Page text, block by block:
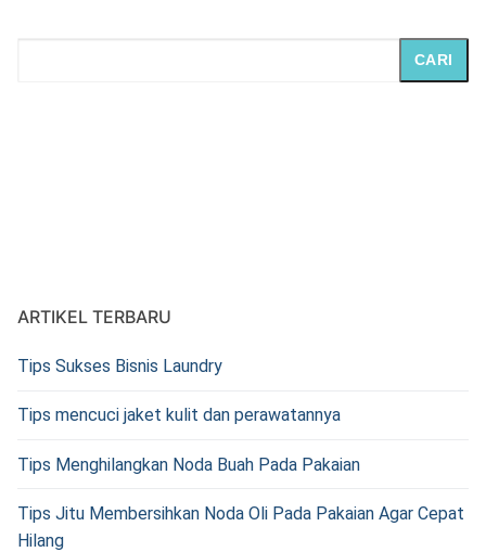
CARI
ARTIKEL TERBARU
Tips Sukses Bisnis Laundry
Tips mencuci jaket kulit dan perawatannya
Tips Menghilangkan Noda Buah Pada Pakaian
Tips Jitu Membersihkan Noda Oli Pada Pakaian Agar Cepat
Hilang